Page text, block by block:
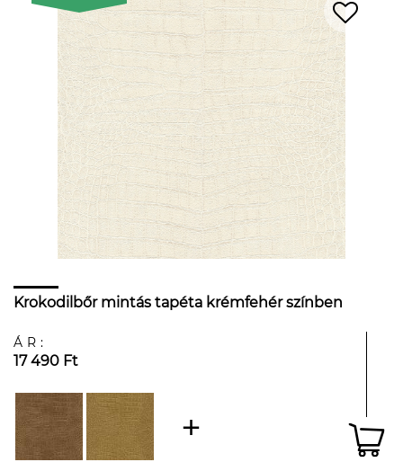
Krokodilbőr mintás tapéta krémfehér színben
ÁR:
17 490 Ft